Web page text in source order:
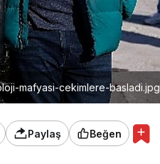
mafyasi-cekimlere-basladi.jpg
Paylaş Beğen